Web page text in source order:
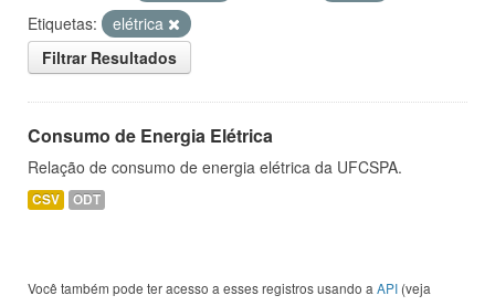
Etiquetas:
elétrica
Filtrar Resultados
Consumo de Energia Elétrica
Relação de consumo de energia elétrica da UFCSPA.
CSV ODT
Você também pode ter acesso a esses registros usando a API (veja